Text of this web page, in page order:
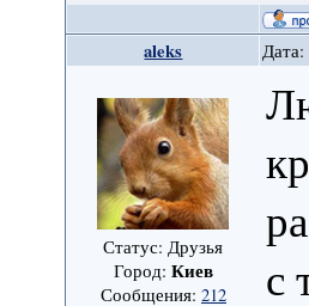
aleks Дата:
Статус: Друзья
Город: Киев
Сообщения: 212
с